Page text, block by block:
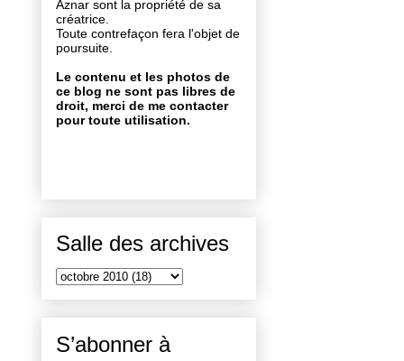
Aznar sont la propriété de sa
créatrice.
Toute contrefaçon fera l'objet de
poursuite.
Le contenu et les photos de
ce blog ne sont pas libres de
droit, merci de me contacter
pour toute utilisation.
Salle des archives
S’abonner à